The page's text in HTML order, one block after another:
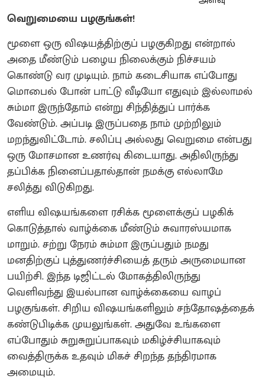
வெறுமையை பழகுங்கள்!
மூளை ஒரு விஷயத்திற்குப் பழகுகிறது என்றால்
அதை மீண்டும் பழைய நிலைக்கும் நிச்சயம்
கொண்டு வர முடியும். நாம் கடைசியாக எப்போது
மொபைல் போன் பாட்டு வீடியோ எதுவும் இல்லாமல்
சும்மா இருந்தோம் என்று சிந்தித்துப் பார்க்க
வேண்டும். அப்படி இருப்பதை நாம் முற்றிலும்
மறந்துவிட்டோம். சலிப்பு அல்லது வெறுமை என்பது
ஒரு மோசமான உணர்வு கிடையாது. அதிலிருந்து
தப்பிக்க நினைப்பதால்தான் நமக்கு எல்லாமே
சலித்து விடுகிறது.
எளிய விஷயங்களை ரசிக்க மூளைக்குப் பழகிக்
கொடுத்தால் வாழ்க்கை மீண்டும் சுவாரஸ்யமாக
மாறும். சற்று நேரம் சும்மா இருப்பதும் நமது
மனதிற்குப் புத்துணர்ச்சியைத் தரும் அருமையான
பயிற்சி. இந்த டிஜிட்டல் மோகத்திலிருந்து
வெளிவந்து இயல்பான வாழ்க்கையை வாழப்
பழகுங்கள். சிறிய விஷயங்களிலும் சந்தோஷத்தைக்
கண்டுபிடிக்க முயலுங்கள். அதுவே உங்களை
எப்போதும் சுறுசுறுப்பாகவும் மகிழ்ச்சியாகவும்
வைத்திருக்க உதவும் மிகச் சிறந்த தந்திரமாக
அமையும்.